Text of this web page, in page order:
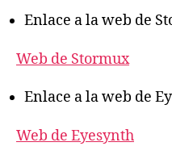
Enlace a la web de
Web de Stormux
Enlace a la web de
Web de Eyesynth